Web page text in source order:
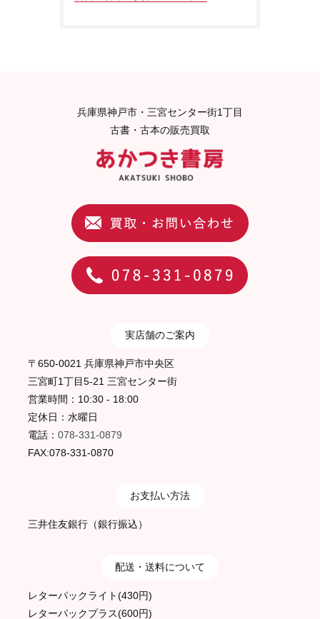
兵庫県神戸市・三宮センター街1丁目
古書・古本の販売買取
実店舗のご案内
〒650-0021 兵庫県神戸市中央区
三宮町1丁目5-21 三宮センター街
営業時間：10:30 - 18:00
定休日：水曜日
電話： 078-331-0879
FAX:078-331-0870
お支払い方法
三井住友銀行（銀行振込）
配送・送料について
レターパックライト(430円)
レターパックプラス(600円)